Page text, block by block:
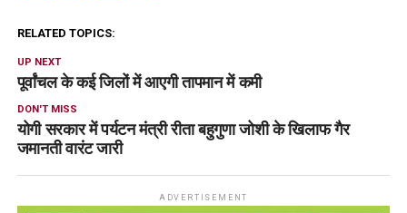
RELATED TOPICS:
UP NEXT
पूर्वांचल के कई जिलों में आएगी तापमान में कमी
DON'T MISS
योगी सरकार में पर्यटन मंत्री रीता बहुगुणा जोशी के खिलाफ गैर
जमानती वारंट जारी
ADVERTISEMENT